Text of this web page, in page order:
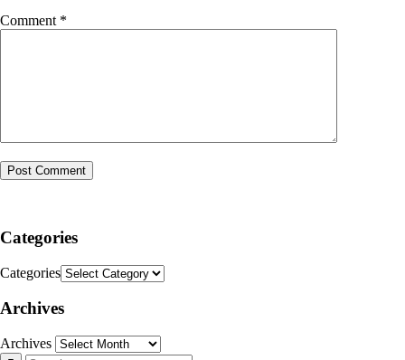
Comment *
Categories
Categories
Archives
Archives